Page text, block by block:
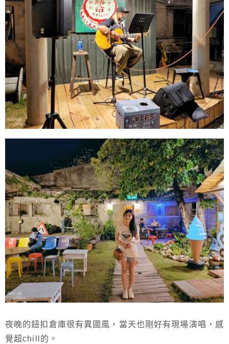
夜晚的鈕扣倉庫很有異國風，當天也剛好有現場演唱，感
覺超chill的。